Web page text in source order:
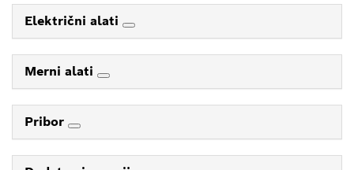
Električni alati
Merni alati
Pribor